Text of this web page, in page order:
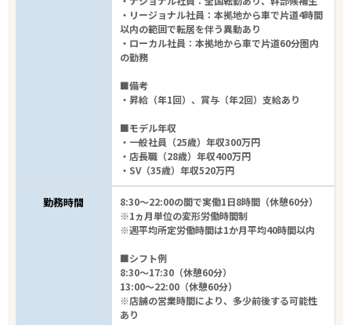
・リージョナル社員：本拠地から車で片道4時間
以内の範囲で転居を伴う異動あり
・ローカル社員：本拠地から車で片道60分圏内
の勤務
■備考
・昇給（年1回）、賞与（年2回）支給あり
■モデル年収
・一般社員（25歳）年収300万円
・店長職（28歳）年収400万円
・SV（35歳）年収520万円
勤務時間
8:30～22:00の間で実働1日8時間（休憩60分）
※1ヵ月単位の変形労働時間制
※週平均所定労働時間は1か月平均40時間以内
■シフト例
8:30～17:30（休憩60分）
13:00～22:00（休憩60分）
※店舗の営業時間により、多少前後する可能性
あり